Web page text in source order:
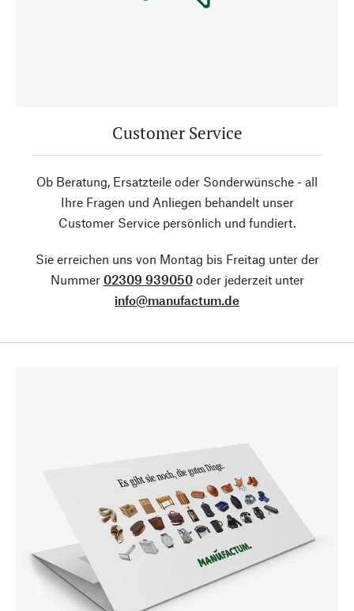
Customer Service
Ob Beratung, Ersatzteile oder Sonderwünsche - all
Ihre Fragen und Anliegen behandelt unser
Customer Service persönlich und fundiert.
Sie erreichen uns von Montag bis Freitag unter der
Nummer 02309 939050oder jederzeit unter
info@manufactum.de